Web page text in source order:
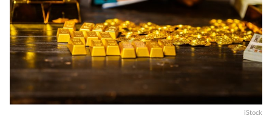
iStock